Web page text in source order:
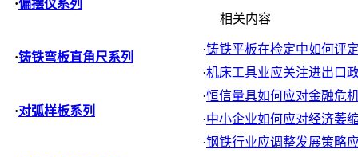
·偏摆仪系列
·铸铁弯板直角尺系列
·对弧样板系列
相关内容
·铸铁平板在检定中如何评
·机床工具业应关注进出口
·恒信量具如何应对金融危
·中小企业如何应对经济萎
·钢铁行业应调整发展策略